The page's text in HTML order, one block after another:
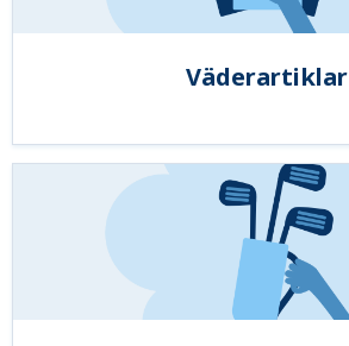
Väderartiklar